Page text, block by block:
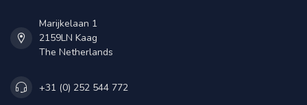
Marijkelaan 1
2159LN Kaag
The Netherlands
+31 (0) 252 544 772